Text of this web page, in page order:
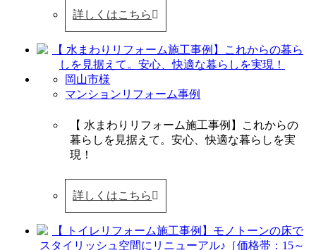
詳しくはこちら
岡山市様
マンションリフォーム事例
【 水まわりリフォーム施工事例】これからの
暮らしを見据えて。安心、快適な暮らしを実
現！
詳しくはこちら